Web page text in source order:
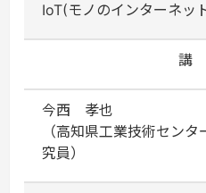
IoT(モノのインターネッ
講
今西 孝也
（高知県工業技術セン
究員）